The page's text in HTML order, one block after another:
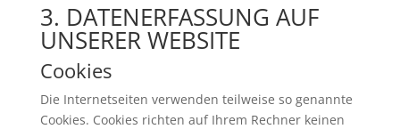
3. DATENERFASSUNG AUF
UNSERER WEBSITE
Cookies
Die Internetseiten verwenden teilweise so genannte
Cookies. Cookies richten auf Ihrem Rechner keinen